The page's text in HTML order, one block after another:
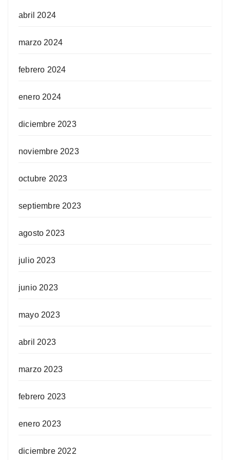
abril 2024
marzo 2024
febrero 2024
enero 2024
diciembre 2023
noviembre 2023
octubre 2023
septiembre 2023
agosto 2023
julio 2023
junio 2023
mayo 2023
abril 2023
marzo 2023
febrero 2023
enero 2023
diciembre 2022